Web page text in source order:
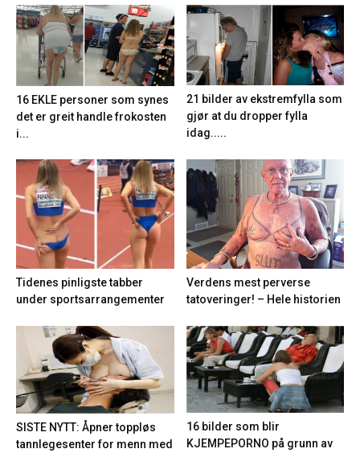
16 EKLE personer som synes
det er greit handle frokosten
i...
21 bilder av ekstremfylla som
gjør at du dropper fylla
idag.....
Tidenes pinligste tabber
under sportsarrangementer
Verdens mest perverse
tatoveringer! – Hele historien
SISTE NYTT: Åpner toppløs
tannlegesenter for menn med
16 bilder som blir
KJEMPEPORNO på grunn av